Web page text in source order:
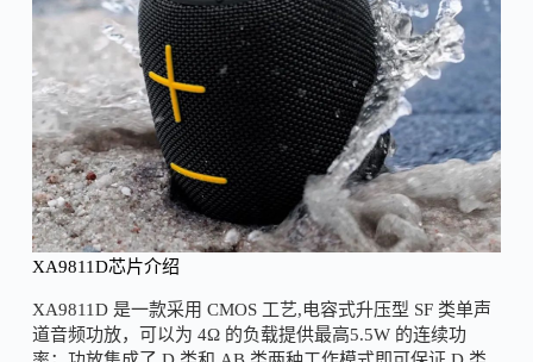
XA9811D芯片介绍
XA9811D 是一款采用 CMOS 工艺,电容式升压型 SF 类单声
道音频功放，可以为 4Ω 的负载提供最高5.5W 的连续功